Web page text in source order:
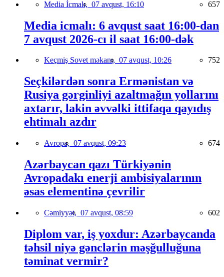
Media İcmalı, 07 avqust, 16:10 657
Media icmalı: 6 avqust saat 16:00-dan
7 avqust 2026-cı il saat 16:00-dək
Keçmiş Sovet məkanı, 07 avqust, 10:26 752
Seçkilərdən sonra Ermənistan və
Rusiya gərginliyi azaltmağın yollarını
axtarır, lakin əvvəlki ittifaqa qayıdış
ehtimalı azdır
Avropa, 07 avqust, 09:23 674
Azərbaycan qazı Türkiyənin
Avropadakı enerji ambisiyalarının
əsas elementinə çevrilir
Cəmiyyət, 07 avqust, 08:59 602
Diplom var, iş yoxdur: Azərbaycanda
təhsil niyə gənclərin məşğulluğuna
təminat vermir?